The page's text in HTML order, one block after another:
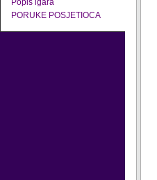
Popis igara
PORUKE POSJETIOCA